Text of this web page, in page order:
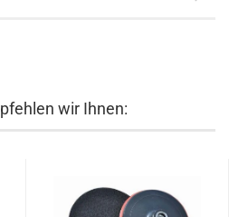
wir Ihnen: